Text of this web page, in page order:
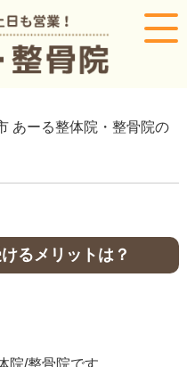
あーる整体院・整骨院の
るメリットは？
/整骨院です。